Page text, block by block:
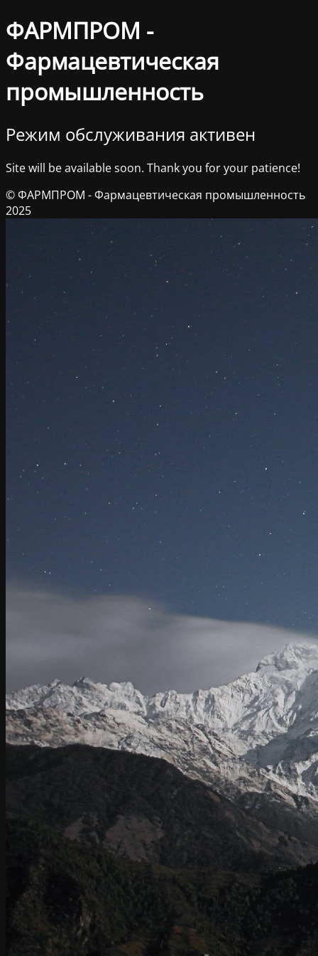
ФАРМПРОМ -
Фармацевтическая
промышленность
Режим обслуживания активен
Site will be available soon. Thank you for your patience!
© ФАРМПРОМ - Фармацевтическая промышленность
2025